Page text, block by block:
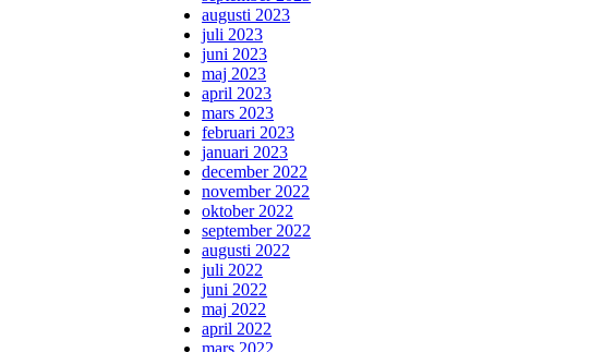
augusti 2023
juli 2023
juni 2023
maj 2023
april 2023
mars 2023
februari 2023
januari 2023
december 2022
november 2022
oktober 2022
september 2022
augusti 2022
juli 2022
juni 2022
maj 2022
april 2022
mars 2022